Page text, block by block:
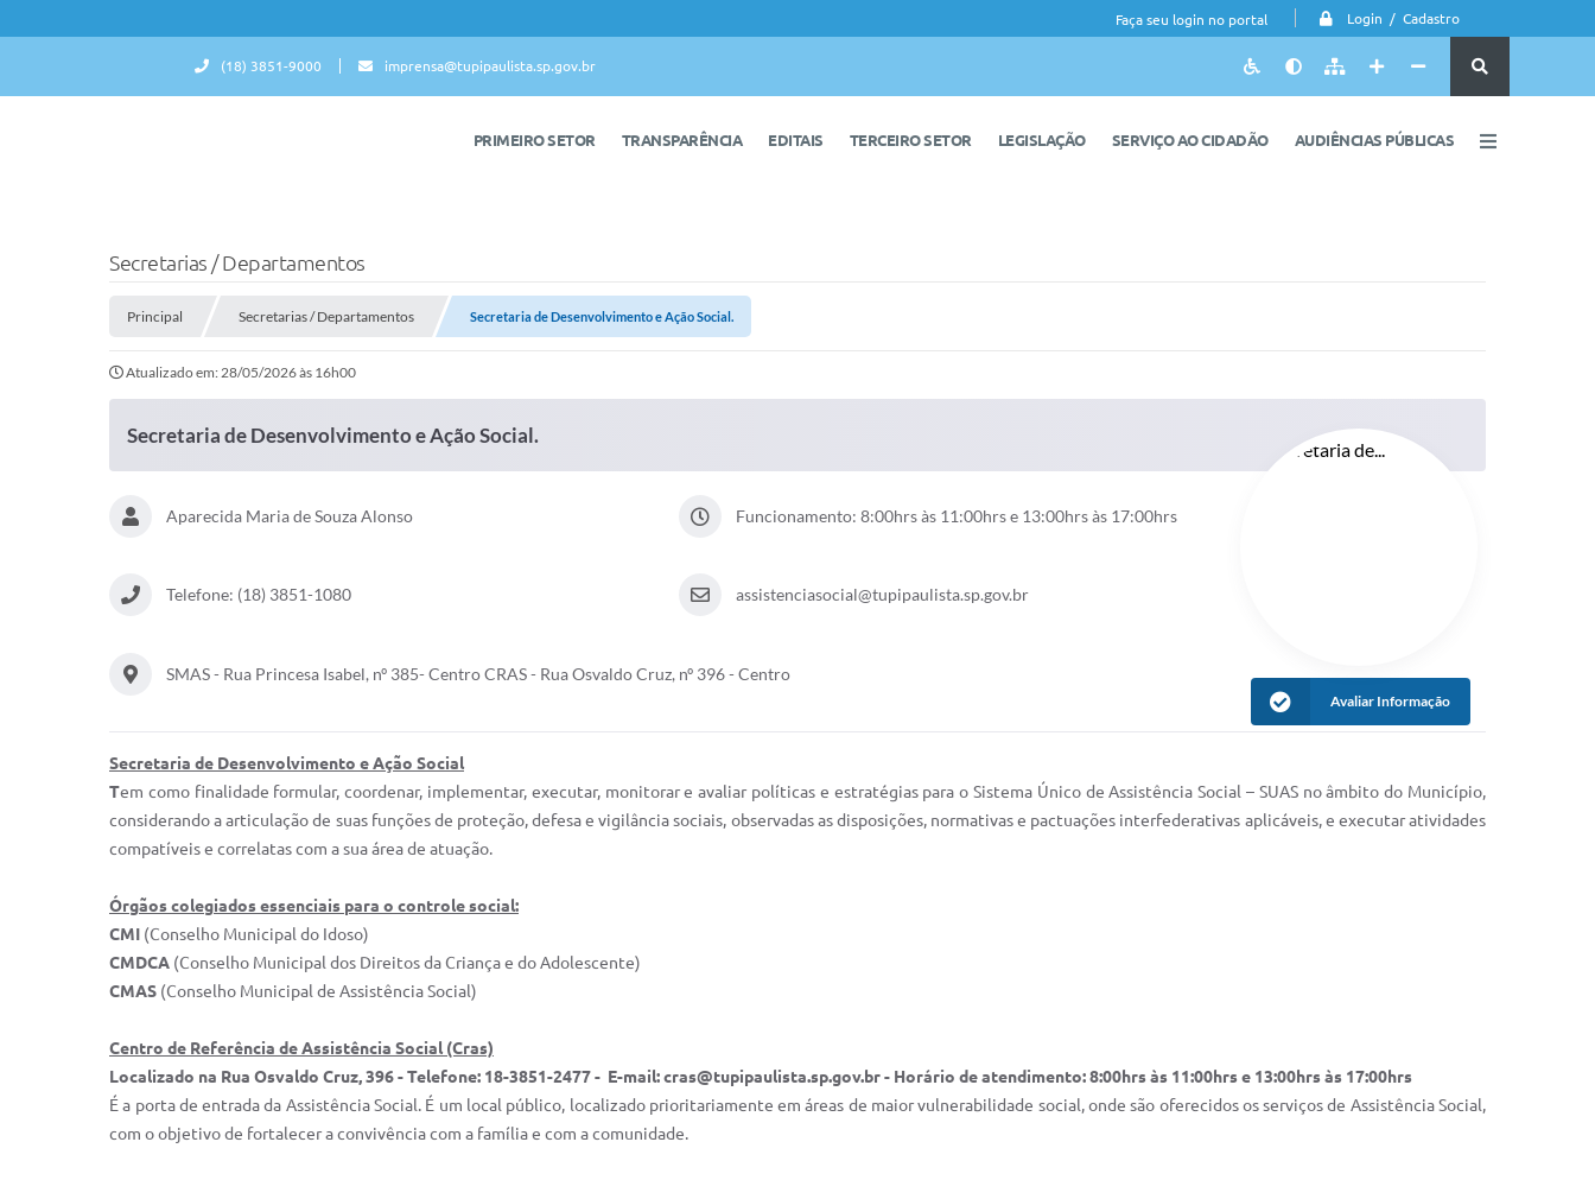
Faça seu login no portal Login / Cadastro
(18) 3851-9000 imprensa@tupipaulista.sp.gov.br
PRIMEIRO SETOR TRANSPARÊNCIA EDITAIS TERCEIRO SETOR LEGISLAÇÃO SERVIÇO AO CIDADÃO AUDIÊNCIAS PÚBLICAS
Secretarias / Departamentos
Principal Secretarias / Departamentos Secretaria de Desenvolvimento e Ação Social.
Atualizado em: 28/05/2026 às 16h00
Secretaria de Desenvolvimento e Ação Social.
Aparecida Maria de Souza Alonso Funcionamento: 8:00hrs às 11:00hrs e 13:00hrs às 17:00hrs
Telefone: (18) 3851-1080 assistenciasocial@tupipaulista.sp.gov.br
SMAS - Rua Princesa Isabel, nº 385- Centro CRAS - Rua Osvaldo Cruz, nº 396 - Centro
Avaliar Informação
Secretaria de Desenvolvimento e Ação Social
Tem como finalidade formular, coordenar, implementar, executar, monitorar e avaliar políticas e estratégias para o Sistema Único de Assistência Social – SUAS no âmbito do Município,
considerando a articulação de suas funções de proteção, defesa e vigilância sociais, observadas as disposições, normativas e pactuações interfederativas aplicáveis, e executar atividades
compatíveis e correlatas com a sua área de atuação.
Órgãos colegiados essenciais para o controle social:
CMI (Conselho Municipal do Idoso)
CMDCA (Conselho Municipal dos Direitos da Criança e do Adolescente)
CMAS (Conselho Municipal de Assistência Social)
Centro de Referência de Assistência Social (Cras)
Localizado na Rua Osvaldo Cruz, 396 - Telefone: 18-3851-2477 - E-mail: cras@tupipaulista.sp.gov.br - Horário de atendimento: 8:00hrs às 11:00hrs e 13:00hrs às 17:00hrs
É a porta de entrada da Assistência Social. É um local público, localizado prioritariamente em áreas de maior vulnerabilidade social, onde são oferecidos os serviços de Assistência Social,
com o objetivo de fortalecer a convivência com a família e com a comunidade.